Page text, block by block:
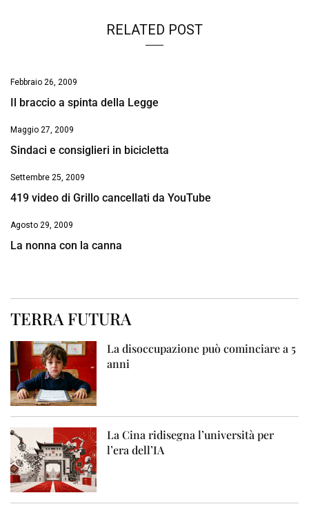
RELATED POST
Febbraio 26, 2009
Il braccio a spinta della Legge
Maggio 27, 2009
Sindaci e consiglieri in bicicletta
Settembre 25, 2009
419 video di Grillo cancellati da YouTube
Agosto 29, 2009
La nonna con la canna
TERRA FUTURA
La disoccupazione può cominciare a 5
anni
La Cina ridisegna l’università per
l’era dell’IA